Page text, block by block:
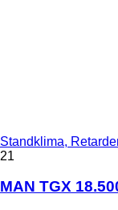
Standklima,
21
MAN TGX